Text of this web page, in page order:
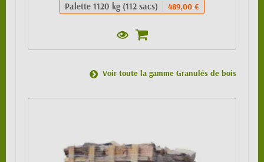
Palette 1120 kg (112 sacs) 489,00 €
Voir toute la gamme Granulés de bois